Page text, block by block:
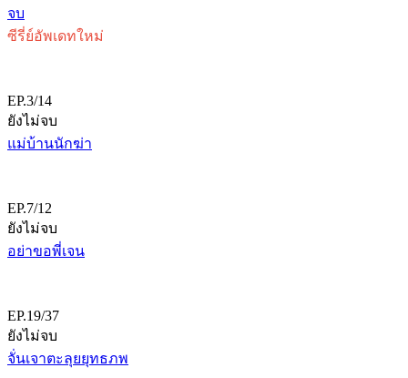
จบ
ซีรี่ย์อัพเดทใหม่
EP.3/14
ยังไม่จบ
แม่บ้านนักฆ่า
EP.7/12
ยังไม่จบ
อย่าขอพี่เจน
EP.19/37
ยังไม่จบ
จั่นเจาตะลุยยุทธภพ